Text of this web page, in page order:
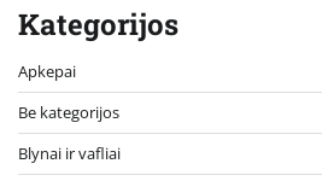
Kategorijos
Apkepai
Be kategorijos
Blynai ir vafliai